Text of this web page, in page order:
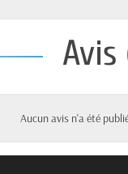
Avis
Aucun avis n'a été